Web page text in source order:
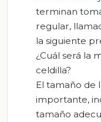
terminan
regular,
la siguiente
¿Cuál será la
celdilla?
El tamaño de
importante,
tamaño